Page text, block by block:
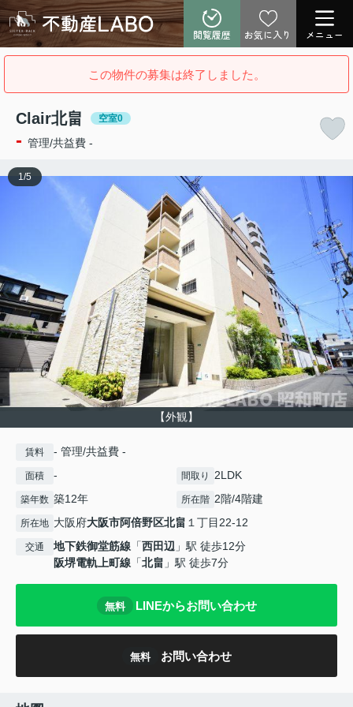
閲覧履歴 お気に入り メニュー
この物件の募集は終了しました。
Clair北畠 空室0
- 管理/共益費 -
【外観】
1 /5
賃料 - 管理/共益費 -
面積 - 間取り 2LDK
築年数 築12年 所在階 2階/4階建
所在地 大阪府大阪市阿倍野区北畠 １丁目22-12
交通 地下鉄御堂筋線 「西田辺 」駅 徒歩12分
阪堺電軌上町線 「北畠 」駅 徒歩7分
無料 LINEからお問い合わせ
無料 お問い合わせ